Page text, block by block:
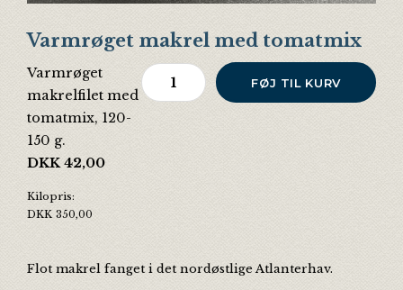
Varmrøget makrel med tomatmix
Varmrøget
makrelfilet med
tomatmix, 120-
150 g.
DKK 42,00
Kilopris:
DKK 350,00
Varmrøget makrel med tomatmix
FØJ TIL KURV
Flot makrel fanget i det nordøstlige Atlanterhav.